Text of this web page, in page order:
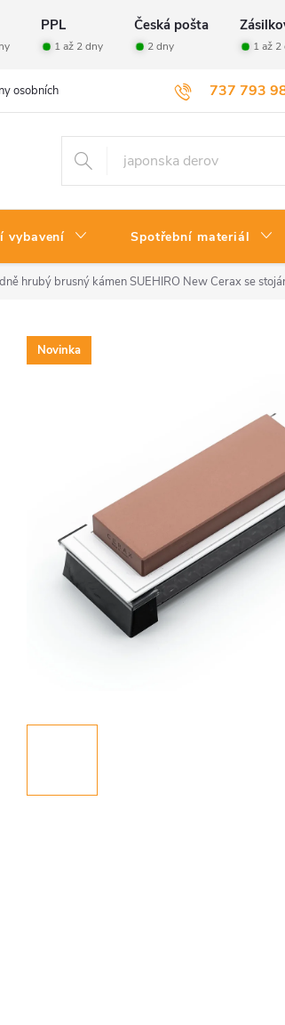
PPL Česká pošta
1 až 2 dny 2 dny 1 až 2
737 793
osobních údajů Velkoobchod Vrácení zboží
vybavení Spotřební materiál
hrubý brusný kámen SUEHIRO New Cerax se
Novinka